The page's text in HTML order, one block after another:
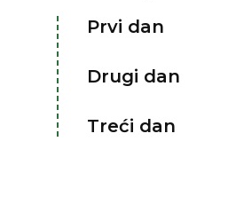
Prvi dan
Drugi dan
Treći dan